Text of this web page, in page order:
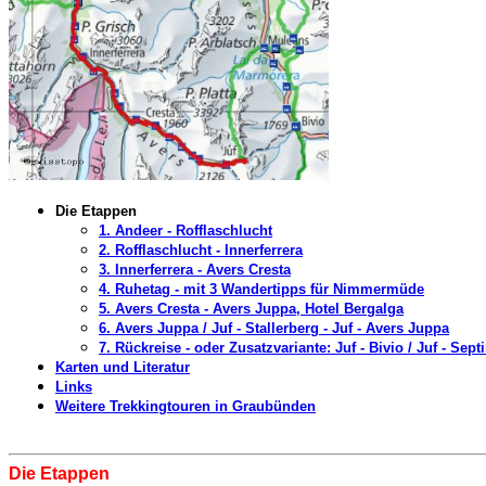
Die Etappen
1. Andeer - Rofflaschlucht
2. Rofflaschlucht - Innerferrera
3. Innerferrera - Avers Cresta
4. Ruhetag - mit 3 Wandertipps für Nimmermüde
5. Avers Cresta - Avers Juppa, Hotel Bergalga
6. Avers Juppa / Juf - Stallerberg - Juf - Avers Juppa
7. Rückreise - oder Zusatzvariante: Juf - Bivio / Juf -
Karten und Literatur
Links
Weitere Trekkingtouren in Graubünden
Die Etappen